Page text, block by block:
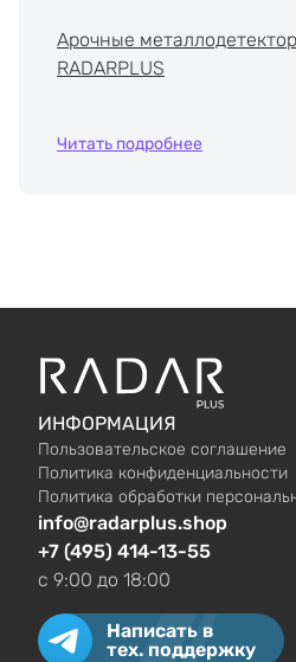
Арочные
RADARPLUS
Читать подробнее
ИНФОРМАЦИЯ
Пользовательское соглашение
Политика конфиденциальности
Политика обработки
info@radarplus.shop
+7 (495) 414-13-55
c 9:00 до 18:00
Написать в
тех. поддержку